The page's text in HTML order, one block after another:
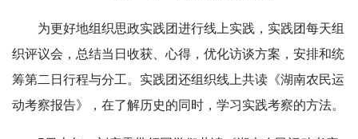
为更好地组织思政实践团进行线上实践，实践团每天组
织评议会，总结当日收获、心得，优化访谈方案，安排和统
筹第二日行程与分工。实践团还组织线上共读《湖南农民运
动考察报告》，在了解历史的同时，学习实践考察的方法。